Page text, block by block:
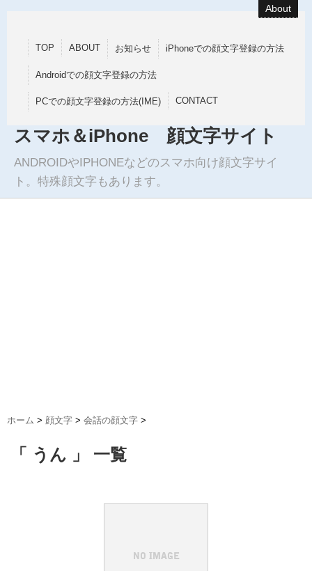
About
TOP ABOUT お知らせ iPhoneでの顔文字登録の方法
Androidでの顔文字登録の方法
PCでの顔文字登録の方法(IME) CONTACT
スマホ＆iPhone 顔文字サイト
ANDROIDやIPHONEなどのスマホ向け顔文字サイ
ト。特殊顔文字もあります。
ホーム > 顔文字 > 会話の顔文字 >
「 うん 」 一覧